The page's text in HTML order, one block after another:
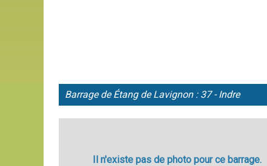
Barrage de Étang de Lavignon : 37 - Indre
Il n'existe pas de photo pour ce barrage.